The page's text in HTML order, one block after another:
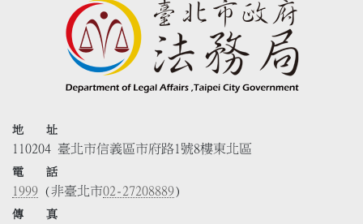
地 址
110204 臺北市信義區市府路1號8樓東北區
電 話
1999 (非臺北市02-27208889)
傳 真